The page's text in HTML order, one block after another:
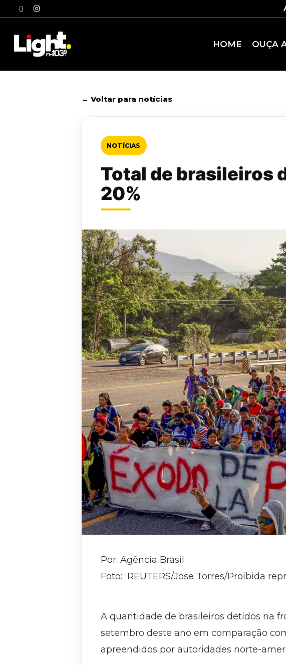
to
twitterinstagram
HOME OUÇA
← Voltar para notícias
NOTÍCIAS
Total de brasileiros
20%
Por: Agência Brasil
Foto: REUTERS/Jose Torres/Proibida
A quantidade de brasileiros detidos na
setembro deste ano em comparação
apreendidos por autoridades norte-